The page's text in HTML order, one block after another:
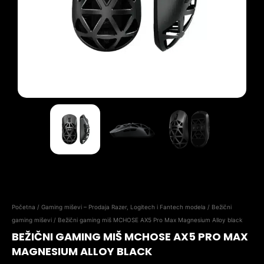
Početna / Gaming miševi – Prodaja Razer, Logitech i Fantech modela / Bežični
gaming miševi / Bežični gaming miš MCHOSE AX5 Pro Max Magnesium Alloy black
BEŽIČNI GAMING MIŠ MCHOSE AX5 PRO MAX
MAGNESIUM ALLOY BLACK